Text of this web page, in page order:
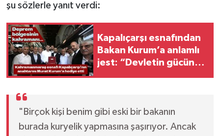
şu sözlerle yanıt verdi:
Kapalıçarşı esnafından
Bakan Kurum’a anlamlı
jest: “Devletin gücünü
"Birçok kişi benim gibi eski bir bakanın
burada kuryelik yapmasına şaşırıyor. Ancak